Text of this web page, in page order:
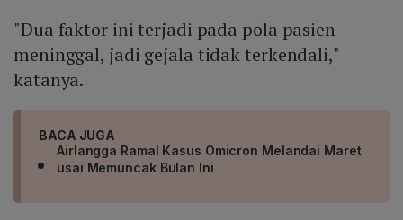
"Dua faktor ini terjadi pada pola pasien
meninggal, jadi gejala tidak terkendali,"
katanya.
BACA JUGA
Airlangga Ramal Kasus Omicron Melandai Maret
usai Memuncak Bulan Ini